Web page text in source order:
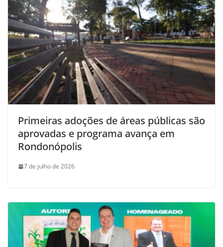
Primeiras adoções de áreas públicas são
aprovadas e programa avança em
Rondonópolis
7 de julho de 2026